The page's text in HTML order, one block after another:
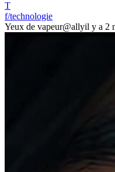
T
f/technologie
Yeux de vapeur@allyil y a 2